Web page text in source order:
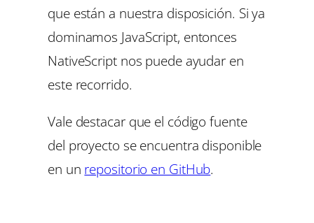
que están a nuestra disposición. Si ya
dominamos JavaScript, entonces
NativeScript nos puede ayudar en
este recorrido.
Vale destacar que el código fuente
del proyecto se encuentra disponible
en un repositorio en GitHub.